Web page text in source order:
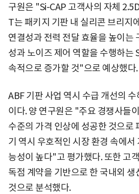
구원은 "Si-CAP 고객사의 자체
T는 패키지 기판 내 실리콘 브리지
연결성과 전력 전달 효율을 높이는
성과 노이즈 제어 역할을 수행하는
속적으로 증가할 것"으로 예상했다.
ABF 기판 사업 역시 수급 개선의
이다. 양 연구원은 "주요 경쟁사들
수준의 가격 인상에 성공한 것으로
기 역시 우호적인 시장 환경 속에
능성이 높다"고 평가했다. 또한 고
독점 계약을 기반으로 한 국내외
것으로 분석했다.